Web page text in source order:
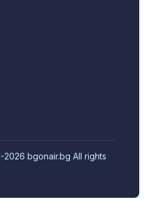
2026 bgonair.bg All rights